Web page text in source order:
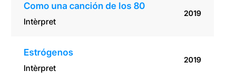
Como una canción de los 80
Intèrpret
2019
Estrógenos
Intèrpret
2019